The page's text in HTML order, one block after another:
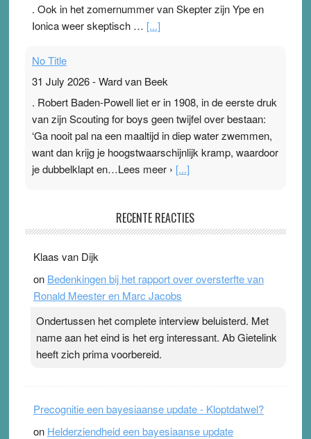
. Ook in het zomernummer van Skepter zijn Ype en
Ionica weer skeptisch … [...]
No Title
31 July 2026-Ward van Beek
. Robert Baden-Powell liet er in 1908, in de eerste druk
van zijn Scouting for boys geen twijfel over bestaan:
‘Ga nooit pal na een maaltijd in diep water zwemmen,
want dan krijg je hoogstwaarschijnlijk kramp, waardoor
je dubbelklapt en…Lees meer › [...]
Ward van Beek
topsporters. Ze hopen ermee hun hartslag te verlagen
terwijl ze meer zuurstof opnemen. Daarop heeft zo’n
pleister geen effect. Maar het gevoel ‘makkelijker te
Pleisterplakkers in de topspsort ›[...]
RECENTE REACTIES
Klaas van Dijk
on Bedenkingen bij het rapport over oversterfte van
Ronald Meester en Marc Jacobs
Ondertussen het complete interview beluisterd. Met
name aan het eind is het erg interessant. Ab Gietelink
heeft zich prima voorbereid.
Precognitie een bayesiaanse update - Kloptdatwel?
on Helderziendheid een bayesiaanse update